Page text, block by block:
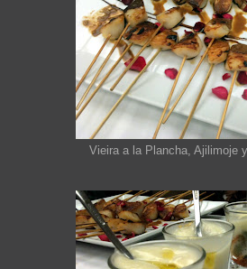
Vieira a la Plancha, Ajilimoje